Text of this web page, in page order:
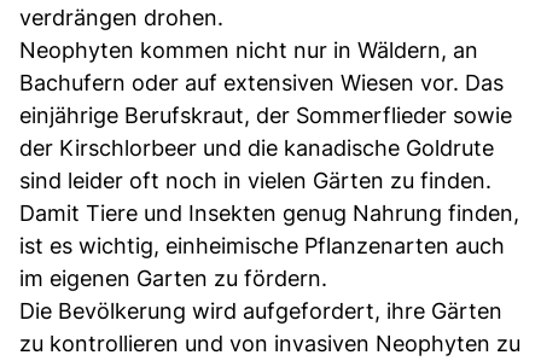
verdrängen drohen.
Neophyten kommen nicht nur in Wäldern, an
Bachufern oder auf extensiven Wiesen vor. Das
einjährige Berufskraut, der Sommerflieder sowie
der Kirschlorbeer und die kanadische Goldrute
sind leider oft noch in vielen Gärten zu finden.
Damit Tiere und Insekten genug Nahrung finden,
ist es wichtig, einheimische Pflanzenarten auch
im eigenen Garten zu fördern.
Die Bevölkerung wird aufgefordert, ihre Gärten
zu kontrollieren und von invasiven Neophyten zu